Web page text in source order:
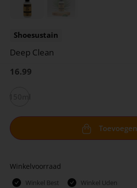
Shoesustain
Deep Clean
16.99
Toevoegen
Winkelvoorraad
Winkel Best Winkel Uden